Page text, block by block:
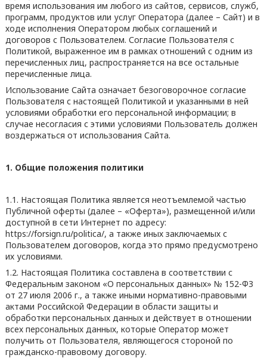
время использования им любого из сайтов, сервисов, служб,
программ, продуктов или услуг Оператора (далее – Сайт) и в
ходе исполнения Оператором любых соглашений и
договоров с Пользователем. Согласие Пользователя с
Политикой, выраженное им в рамках отношений с одним из
перечисленных лиц, распространяется на все остальные
перечисленные лица.
Использование Сайта означает безоговорочное согласие
Пользователя с настоящей Политикой и указанными в ней
условиями обработки его персональной информации; в
случае несогласия с этими условиями Пользователь должен
воздержаться от использования Сайта.
1. Общие положения политики
1.1. Настоящая Политика является неотъемлемой частью
Публичной оферты (далее – «Оферта»), размещенной и/или
доступной в сети Интернет по адресу:
https://forsign.ru/politica/, а также иных заключаемых с
Пользователем договоров, когда это прямо предусмотрено
их условиями.
1.2. Настоящая Политика составлена в соответствии с
Федеральным законом «О персональных данных» № 152-ФЗ
от 27 июля 2006 г., а также иными нормативно-правовыми
актами Российской Федерации в области защиты и
обработки персональных данных и действует в отношении
всех персональных данных, которые Оператор может
получить от Пользователя, являющегося стороной по
гражданско-правовому договору.